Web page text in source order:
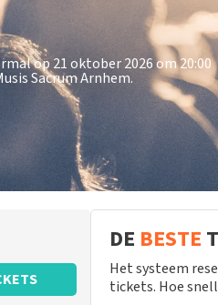
op 21 oktober 2026 om 20:00
Sacrum Arnhem.
DE BESTE
Het systeem
tickets. Hoe